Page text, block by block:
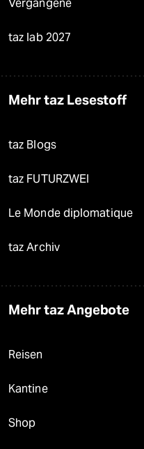
Vergangene
taz lab 2027
Mehr taz Lesestoff
taz Blogs
taz FUTURZWEI
Le Monde diplomatique
taz Archiv
Mehr taz Angebote
Reisen
Kantine
Shop